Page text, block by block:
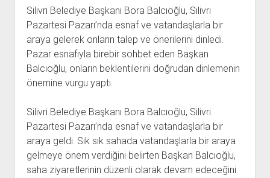
Silivri Belediye Başkanı Bora Balcıoğlu, Silivri
Pazartesi Pazarı’nda esnaf ve vatandaşlarla bir
araya gelerek onların talep ve önerilerini dinledi.
Pazar esnafıyla birebir sohbet eden Başkan
Balcıoğlu, onların beklentilerini doğrudan dinlemenin
önemine vurgu yaptı.
Silivri Belediye Başkanı Bora Balcıoğlu, Silivri
Pazartesi Pazarı’nda esnaf ve vatandaşlarla bir
araya geldi. Sık sık sahada vatandaşlarla bir araya
gelmeye önem verdiğini belirten Başkan Balcıoğlu,
saha ziyaretlerinin düzenli olarak devam edeceğini